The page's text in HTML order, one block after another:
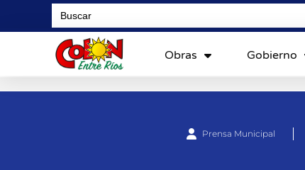
Search
for:
Obras Gobierno
Prensa Municipal